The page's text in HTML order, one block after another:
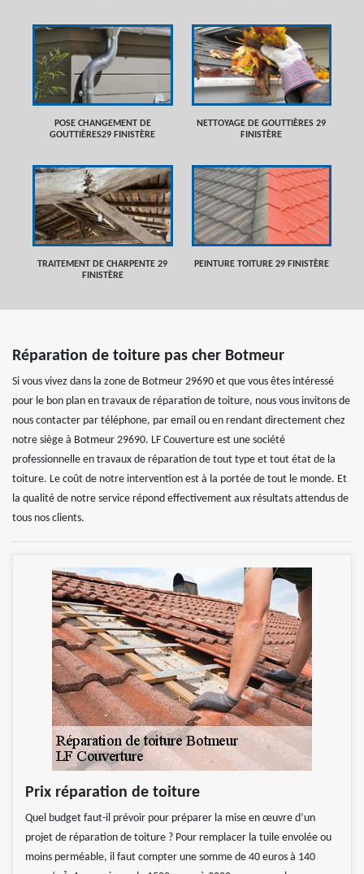
POSE CHANGEMENT DE
GOUTTIÈRES29 FINISTÈRE
NETTOYAGE DE GOUTTIÈRES 29
FINISTÈRE
TRAITEMENT DE CHARPENTE 29
FINISTÈRE
PEINTURE TOITURE 29 FINISTÈRE
Réparation de toiture pas cher Botmeur
Si vous vivez dans la zone de Botmeur 29690 et que vous êtes intéressé
pour le bon plan en travaux de réparation de toiture, nous vous invitons de
nous contacter par téléphone, par email ou en rendant directement chez
notre siège à Botmeur 29690. LF Couverture est une société
professionnelle en travaux de réparation de tout type et tout état de la
toiture. Le coût de notre intervention est à la portée de tout le monde. Et
la qualité de notre service répond effectivement aux résultats attendus de
tous nos clients.
Prix réparation de toiture
Quel budget faut-il prévoir pour préparer la mise en œuvre d’un
projet de réparation de toiture ? Pour remplacer la tuile envolée ou
moins perméable, il faut compter une somme de 40 euros à 140